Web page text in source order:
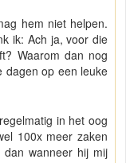
hem niet helpen.
ik: Ach ja, voor die
Waarom dan nog
dagen op een leuke
in het oog
100x meer zaken
wanneer hij mij